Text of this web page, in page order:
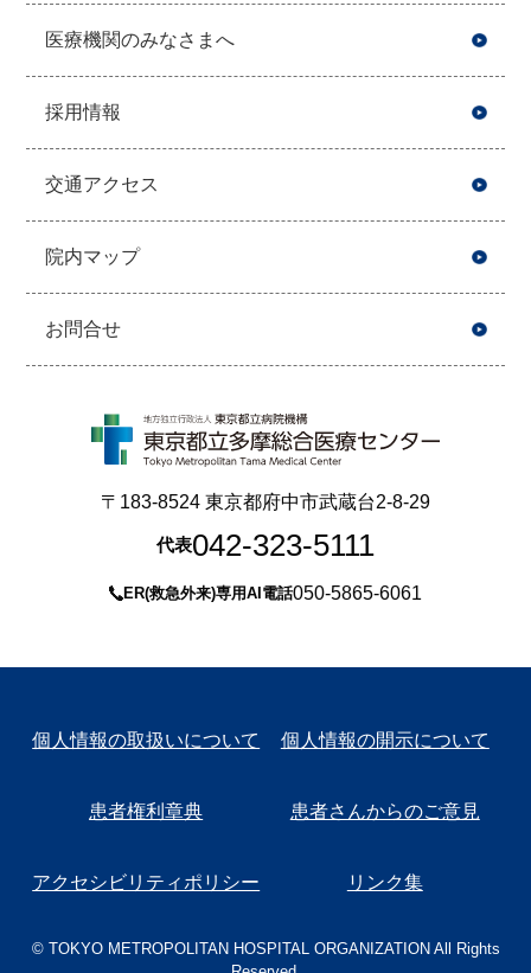
医療機関のみなさまへ
採用情報
交通アクセス
院内マップ
お問合せ
〒183-8524 東京都府中市武蔵台2-8-29
代表042-323-5111
ER(救急外来)専用AI電話050-5865-6061
個人情報の取扱いについて 個人情報の開示について
患者権利章典 患者さんからのご意見
アクセシビリティポリシー リンク集
© TOKYO METROPOLITAN HOSPITAL ORGANIZATION All Rights